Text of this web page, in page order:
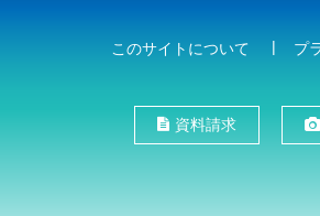
このサイトについて プ
資料請求